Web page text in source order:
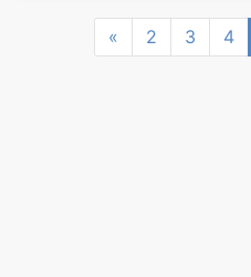
« Previous
2 3 4